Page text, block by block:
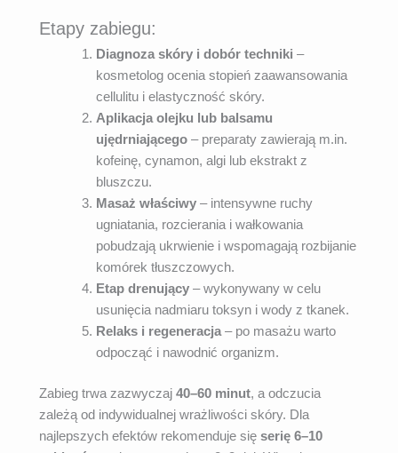
Etapy zabiegu:
Diagnoza skóry i dobór techniki –
kosmetolog ocenia stopień zaawansowania
cellulitu i elastyczność skóry.
Aplikacja olejku lub balsamu
ujędrniającego – preparaty zawierają m.in.
kofeinę, cynamon, algi lub ekstrakt z
bluszczu.
Masaż właściwy – intensywne ruchy
ugniatania, rozcierania i wałkowania
pobudzają ukrwienie i wspomagają rozbijanie
komórek tłuszczowych.
Etap drenujący – wykonywany w celu
usunięcia nadmiaru toksyn i wody z tkanek.
Relaks i regeneracja – po masażu warto
odpocząć i nawodnić organizm.
Zabieg trwa zazwyczaj40–60 minut, a odczucia
zależą od indywidualnej wrażliwości skóry. Dla
najlepszych efektów rekomenduje sięserię 6–10